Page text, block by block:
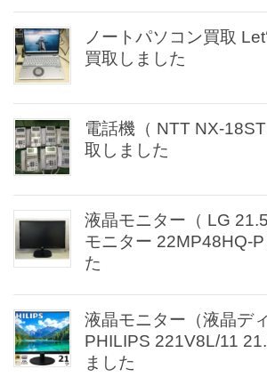
ノートパソコン買取
買取しました
電話機（ NTT NX-
取しました
液晶モニター（ LG
モニター 22MP48HQ-
た
液晶モニター（液晶デ
PHILIPS 221V8L/11
ました